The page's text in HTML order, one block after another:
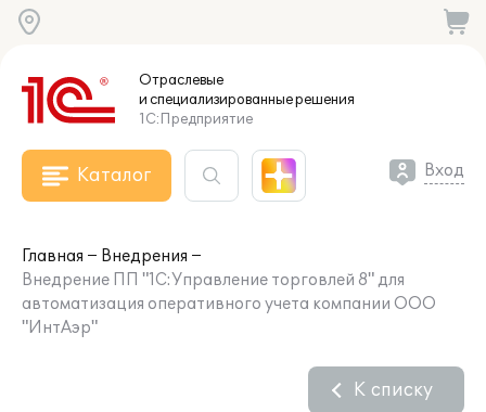
Отраслевые
и специализированныерешения
1С:Предприятие
Каталог Вход
Главная
Внедрения
Внедрение ПП "1С:Управление торговлей 8" для
автоматизация оперативного учета компании ООО
"ИнтАэр"
К списку